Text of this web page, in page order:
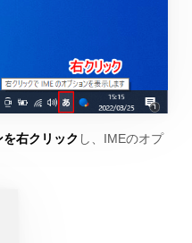
を右クリック し、IMEのオプ